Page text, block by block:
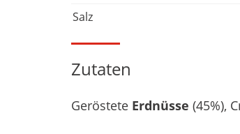
Salz
Zutaten
Geröstete Erdnüsse (45%),